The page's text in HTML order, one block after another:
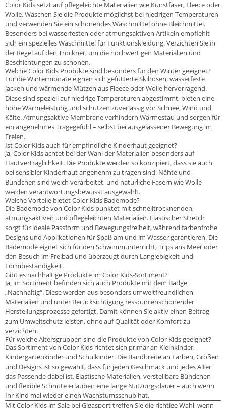
Color Kids setzt auf pflegeleichte Materialien wie Kunstfaser, Fleece oder
Wolle. Waschen Sie die Produkte möglichst bei niedrigen Temperaturen
und verwenden Sie ein schonendes Waschmittel ohne Bleichmittel.
Besonders bei wasserfesten oder atmungsaktiven Artikeln empfiehlt
sich ein spezielles Waschmittel für Funktionskleidung. Verzichten Sie in
der Regel auf den Trockner, um die hochwertigen Materialien und
Beschichtungen zu schonen.
Welche Color Kids Produkte sind besonders für den Winter geeignet?
Für die Wintermonate eignen sich gefütterte Skihosen, wasserfeste
Jacken und wärmende Mützen aus Fleece oder Wolle hervorragend.
Diese sind speziell auf niedrige Temperaturen abgestimmt, bieten eine
hohe Wärmeleistung und schützen zuverlässig vor Schnee, Wind und
Kälte. Atmungsaktive Membrane verhindern Wärmestau und sorgen für
ein angenehmes Tragegefühl – selbst bei ausgelassener Bewegung im
Freien.
Ist Color Kids auch für empfindliche Kinderhaut geeignet?
Ja, Color Kids achtet bei der Wahl der Materialien besonders auf
Hautverträglichkeit. Die Produkte werden so konzipiert, dass sie auch
bei sensibler Kinderhaut angenehm zu tragen sind. Nähte und
Bündchen sind weich verarbeitet, und natürliche Fasern wie Wolle
werden verantwortungsbewusst ausgewählt.
Welche Vorteile bietet Color Kids Bademode?
Die Bademode von Color Kids punktet mit schnelltrocknenden,
atmungsaktiven und pflegeleichten Materialien. Elastischer Stretch
sorgt für ideale Passform und Bewegungsfreiheit, während farbenfrohe
Designs und Applikationen für Spaß am und im Wasser garantieren. Die
Bademode eignet sich für den Schwimmunterricht, Trips ans Meer oder
den Besuch im Freibad und überzeugt durch Langlebigkeit und
Formbeständigkeit.
Gibt es nachhaltige Produkte im Color Kids-Sortiment?
Ja, im Sortiment befinden sich auch Produkte mit dem Badge
„Nachhaltig“. Diese werden aus besonders umweltfreundlichen
Materialien und unter Berücksichtigung ressourcenschonender
Herstellungsprozesse gefertigt. Damit können Sie aktiv einen Beitrag
zum Umweltschutz leisten, ohne auf Qualität oder Komfort zu
verzichten.
Für welche Altersgruppen sind die Produkte von Color Kids geeignet?
Das Sortiment von Color Kids richtet sich primär an Kleinkinder,
Kindergartenkinder und Schulkinder. Die Bandbreite an Farben, Größen
und Designs ist so gewählt, dass für jeden Geschmack und jedes Alter
das Passende dabei ist. Elastische Materialien, verstellbare Bündchen
und flexible Schnitte erlauben eine lange Nutzungsdauer – auch wenn
Ihr Kind mal wieder einen Wachstumsschub hat.
Mit Color Kids im Sale bei Gigasport treffen Sie die richtige Wahl, wenn